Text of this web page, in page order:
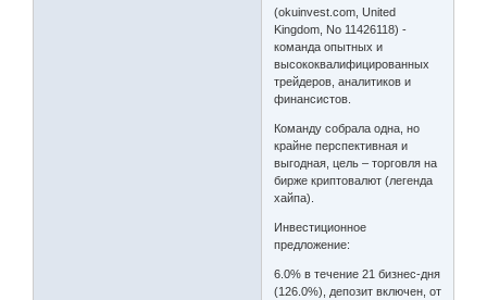
(okuinvest.com, United
Kingdom, No 11426118) -
команда опытных и
высококвалифицированных
трейдеров, аналитиков и
финансистов.
Команду собрала одна, но
крайне перспективная и
выгодная, цель – торговля на
бирже криптовалют (легенда
хайпа).
Инвестиционное
предложение:
6.0% в течение 21 бизнес-дня
(126.0%), депозит включен, от